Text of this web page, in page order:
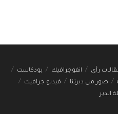
رأي انفوجرافيك
بودكاست
صور من ديرتنا
فيديو جرافيك
الدير